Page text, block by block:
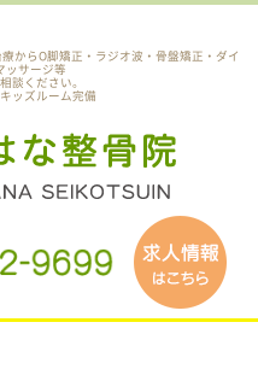
からO脚矯正・ラジオ波・骨盤矯正・ダイ
ッサージ等
談ください。
ッズルーム完備